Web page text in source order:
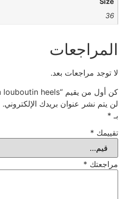
36
المراجعات
لا توجد مراجعات بعد.
كن أول من يقيم “Christian louboutin heels”
لن يتم نشر عنوان بريدك الإلكتروني.
بـ *
تقييمك *
مراجعتك *